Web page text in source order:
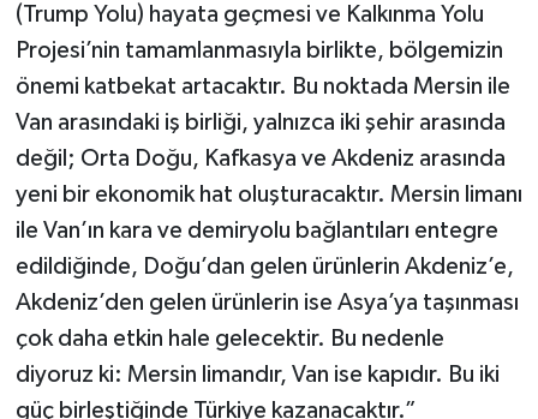
(Trump Yolu) hayata geçmesi ve Kalkınma Yolu
Projesi’nin tamamlanmasıyla birlikte, bölgemizin
önemi katbekat artacaktır. Bu noktada Mersin ile
Van arasındaki iş birliği, yalnızca iki şehir arasında
değil; Orta Doğu, Kafkasya ve Akdeniz arasında
yeni bir ekonomik hat oluşturacaktır. Mersin limanı
ile Van’ın kara ve demiryolu bağlantıları entegre
edildiğinde, Doğu’dan gelen ürünlerin Akdeniz’e,
Akdeniz’den gelen ürünlerin ise Asya’ya taşınması
çok daha etkin hale gelecektir. Bu nedenle
diyoruz ki: Mersin limandır, Van ise kapıdır. Bu iki
güç birleştiğinde Türkiye kazanacaktır.”